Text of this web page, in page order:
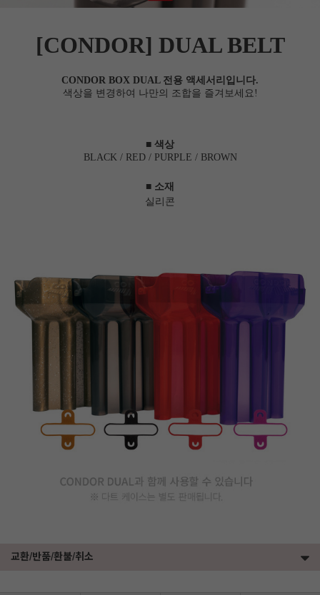
[CONDOR] DUALBELT
CONDOR BOX DUAL 전용 액세서리입니다.
색상을 변경하여 나만의 조합을 즐겨보세요!
■ 색상
BLACK / RED / PURPLE / BROWN
■ 소재
실리콘
교환/반품/환불/취소